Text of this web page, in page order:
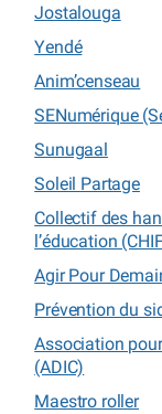
Jostalouga
Yendé
Anim’censeau
SENumérique
Sunugaal
Soleil Partage
Collectif des
l’éducation
Agir Pour
Prévention du
Association
(ADIC)
Maestro roller